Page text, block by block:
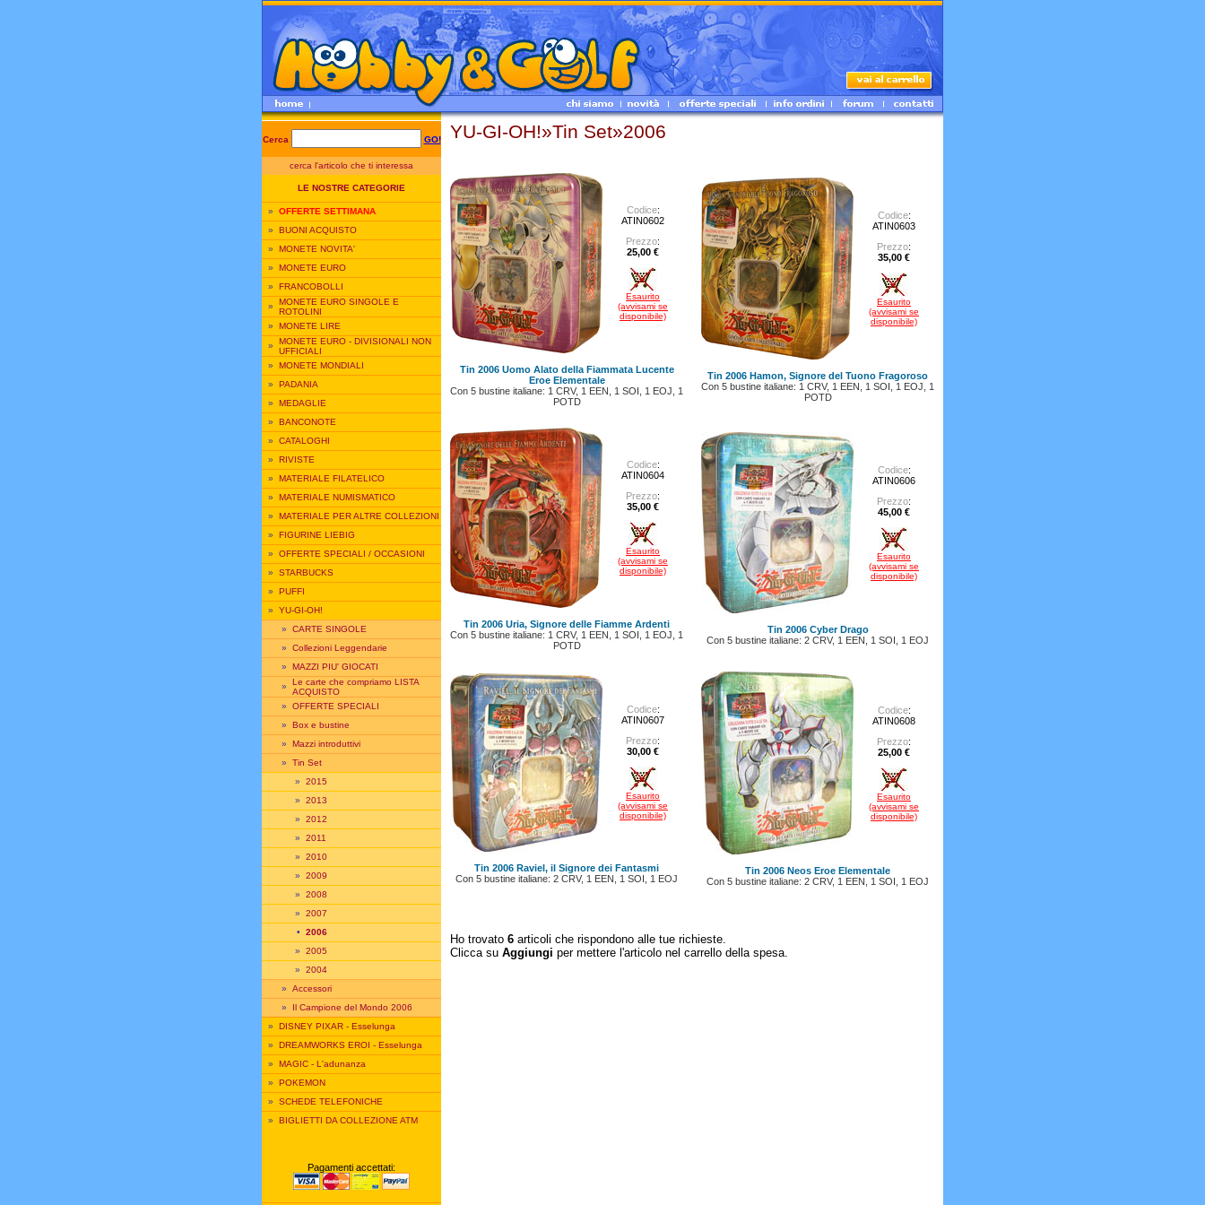
Cerca GO!
cerca l'articolo che ti interessa
LE NOSTRE CATEGORIE
» OFFERTE SETTIMANA
» BUONI ACQUISTO
» MONETE NOVITA'
» MONETE EURO
» FRANCOBOLLI
» MONETE EURO SINGOLE E
ROTOLINI
» MONETE LIRE
» MONETE EURO - DIVISIONALI NON
UFFICIALI
» MONETE MONDIALI
» PADANIA
» MEDAGLIE
» BANCONOTE
» CATALOGHI
» RIVISTE
» MATERIALE FILATELICO
» MATERIALE NUMISMATICO
» MATERIALE PER ALTRE COLLEZIONI
» FIGURINE LIEBIG
» OFFERTE SPECIALI / OCCASIONI
» STARBUCKS
» PUFFI
» YU-GI-OH!
» CARTE SINGOLE
» Collezioni Leggendarie
» MAZZI PIU' GIOCATI
» Le carte che compriamo LISTA
ACQUISTO
» OFFERTE SPECIALI
» Box e bustine
» Mazzi introduttivi
» Tin Set
» 2015
» 2013
» 2012
» 2011
» 2010
» 2009
» 2008
» 2007
• 2006
» 2005
» 2004
» Accessori
» Il Campione del Mondo 2006
» DISNEY PIXAR - Esselunga
» DREAMWORKS EROI - Esselunga
» MAGIC - L'adunanza
» POKEMON
» SCHEDE TELEFONICHE
» BIGLIETTI DA COLLEZIONE ATM
Pagamenti accettati:
YU-GI-OH!»Tin Set»2006
Codice:
ATIN0602
Prezzo:
25,00 €
Esaurito
(avvisami se
disponibile)
Tin 2006 Uomo Alato della Fiammata Lucente
Eroe Elementale
Con 5 bustine italiane: 1 CRV, 1 EEN, 1 SOI, 1 EOJ, 1
POTD
Codice:
ATIN0603
Prezzo:
35,00 €
Esaurito
(avvisami se
disponibile)
Tin 2006 Hamon, Signore del Tuono Fragoroso
Con 5 bustine italiane: 1 CRV, 1 EEN, 1 SOI, 1 EOJ, 1
POTD
Codice:
ATIN0604
Prezzo:
35,00 €
Esaurito
(avvisami se
disponibile)
Tin 2006 Uria, Signore delle Fiamme Ardenti
Con 5 bustine italiane: 1 CRV, 1 EEN, 1 SOI, 1 EOJ, 1
POTD
Codice:
ATIN0606
Prezzo:
45,00 €
Esaurito
(avvisami se
disponibile)
Tin 2006 Cyber Drago
Con 5 bustine italiane: 2 CRV, 1 EEN, 1 SOI, 1 EOJ
Codice:
ATIN0607
Prezzo:
30,00 €
Esaurito
(avvisami se
disponibile)
Tin 2006 Raviel, il Signore dei Fantasmi
Con 5 bustine italiane: 2 CRV, 1 EEN, 1 SOI, 1 EOJ
Codice:
ATIN0608
Prezzo:
25,00 €
Esaurito
(avvisami se
disponibile)
Tin 2006 Neos Eroe Elementale
Con 5 bustine italiane: 2 CRV, 1 EEN, 1 SOI, 1 EOJ
Ho trovato 6 articoli che rispondono alle tue richieste.
Clicca su Aggiungi per mettere l'articolo nel carrello della spesa.